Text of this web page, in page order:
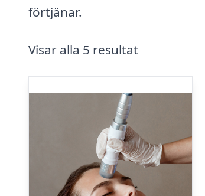
förtjänar.
Visar alla 5 resultat